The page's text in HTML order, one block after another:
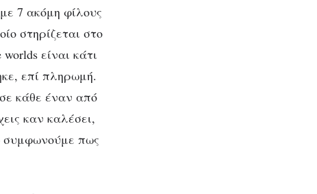
7 ακόμη φίλους
στηρίζεται στο
είναι κάτι
επί πληρωμή.
κάθε έναν από
καν καλέσει,
συμφωνούμε πως